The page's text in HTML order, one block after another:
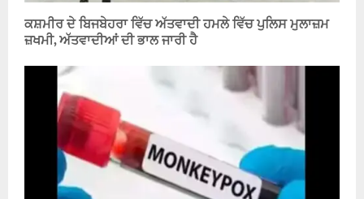
ਕਸ਼ਮੀਰ ਦੇ ਬਿਜਬੇਹਰਾ ਵਿੱਚ ਅੱਤਵਾਦੀ ਹਮਲੇ ਵਿੱਚ ਪੁਲਿਸ ਮੁਲਾਜ਼ਮ
ਜ਼ਖਮੀ, ਅੱਤਵਾਦੀਆਂ ਦੀ ਭਾਲ ਜਾਰੀ ਹੈ